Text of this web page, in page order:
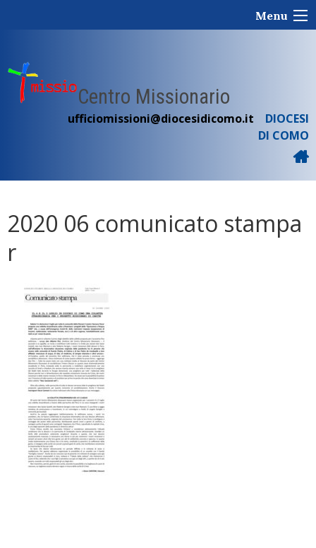
Menu
Centro Missionario
ufficiomissioni@diocesidicomo.it
DIOCESI
DI COMO
2020 06 comunicato stampa
r